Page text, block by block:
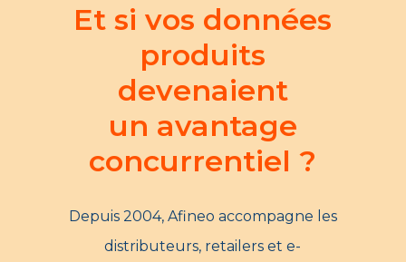
Et si vos données
produits
devenaient
un avantage
concurrentiel ?
Depuis 2004, Afineo accompagne les
distributeurs, retailers et e-